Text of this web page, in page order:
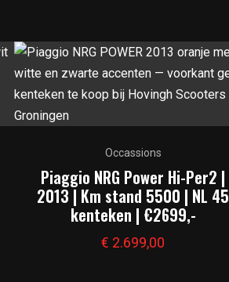
Occassions
Piaggio NRG Power Hi-Per2 |
2013 | Km stand 5500 | NL 45
kenteken | €2699,-
€ 2.699,00